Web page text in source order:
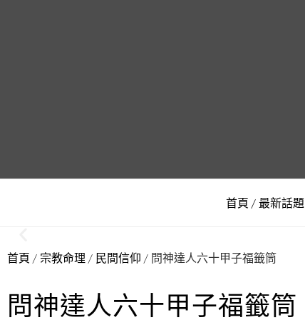
首頁 / 最新話題
首頁 / 宗教命理 / 民間信仰 / 問神達人六十甲子福籤筒
問神達人六十甲子福籤筒